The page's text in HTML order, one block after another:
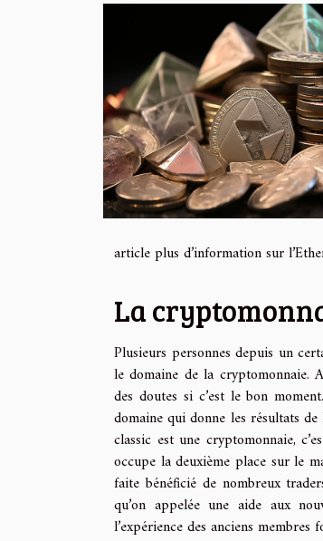
article plus d’information sur
La
Plusieurs personnes depuis un
le domaine de la cryptomonnaie.
des doutes si c’est le bon
domaine qui donne les résultats
classic est une cryptomonnaie,
occupe la deuxième place sur le
faite bénéficié de nombreux
qu’on appelée une aide aux
l’expérience des anciens